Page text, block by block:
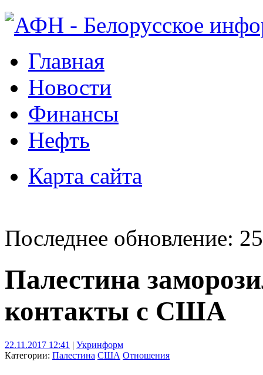
Главная
Новости
Финансы
Нефть
Карта сайта
Последнее обновление:
Палестина
контакты с США
22.11.2017 12:41 | Укринформ
Категории: Палестина США Отношения